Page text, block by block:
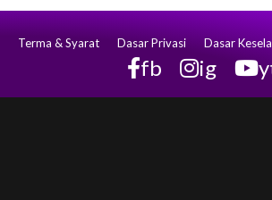
Terma & Syarat Dasar Privasi Dasar
fb ig